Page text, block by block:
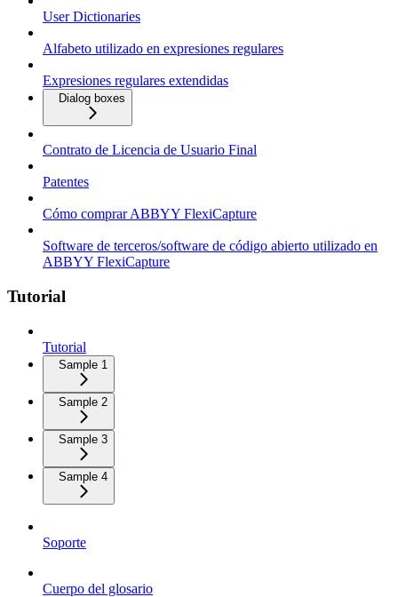
User Dictionaries
Alfabeto utilizado en expresiones regulares
Expresiones regulares extendidas
Dialog boxes
Contrato de Licencia de Usuario Final
Patentes
Cómo comprar ABBYY FlexiCapture
Software de terceros/software de código abierto utilizado en
ABBYY FlexiCapture
Tutorial
Tutorial
Sample 1
Sample 2
Sample 3
Sample 4
Soporte
Cuerpo del glosario